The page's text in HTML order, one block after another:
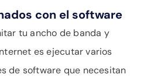
con el software
tu ancho de banda y
es ejecutar varios
de software que necesitan